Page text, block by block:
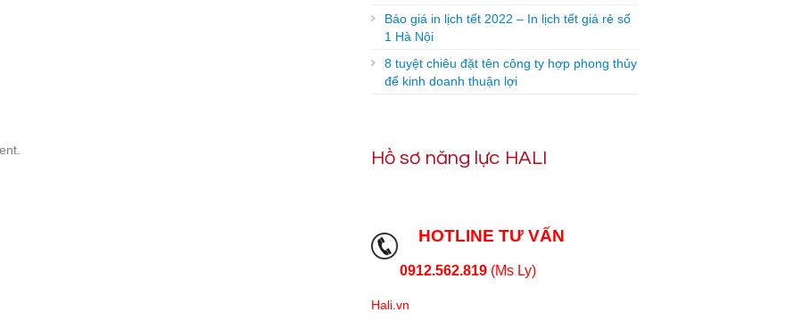
Báo giá in lịch tết 2022 – In lịch tết giá rẻ số
1 Hà Nội
8 tuyệt chiêu đặt tên công ty hợp phong thủy
để kinh doanh thuận lợi
Hồ sơ năng lực HALI
HOTLINE TƯ VẤN
0912.562.819 (Ms Ly)
Hali.vn